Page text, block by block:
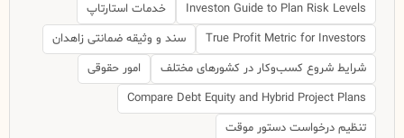
Investon Guide to Plan Risk Levels
خدمات استارتاپ
True Profit Metric for Investors
سند و وثیقه ضمانتی زاهدان
شرایط شروع کسب‌وکار در کشورهای مختلف
امور حقوقی
Compare Debt Equity and Hybrid Project Plans
تنظیم درخواست دستور موقت